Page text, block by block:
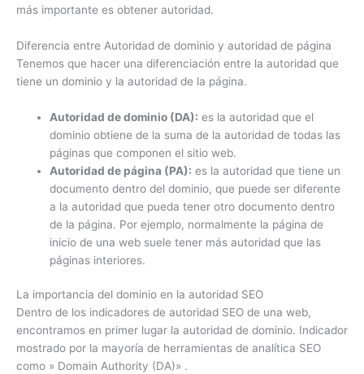
más importante es obtener autoridad.
Diferencia entre Autoridad de dominio y autoridad de página
Tenemos que hacer una diferenciación entre la autoridad que
tiene un dominio y la autoridad de la página.
Autoridad de dominio (DA): es la autoridad que el
dominio obtiene de la suma de la autoridad de todas las
páginas que componen el sitio web.
Autoridad de página (PA): es la autoridad que tiene un
documento dentro del dominio, que puede ser diferente
a la autoridad que pueda tener otro documento dentro
de la página. Por ejemplo, normalmente la página de
inicio de una web suele tener más autoridad que las
páginas interiores.
La importancia del dominio en la autoridad SEO
Dentro de los indicadores de autoridad SEO de una web,
encontramos en primer lugar la autoridad de dominio. Indicador
mostrado por la mayoría de herramientas de analítica SEO
como » Domain Authority (DA)» .